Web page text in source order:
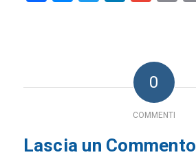
0
COMMENTI
Lascia un Commento